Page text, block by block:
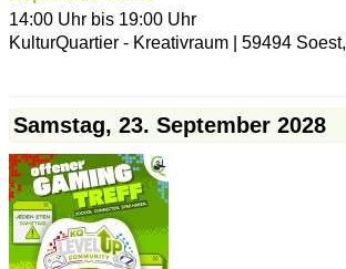
14:00 Uhr bis 19:00 Uhr
KulturQuartier - Kreativraum
59494 Soest,
Samstag, 23. September 2028